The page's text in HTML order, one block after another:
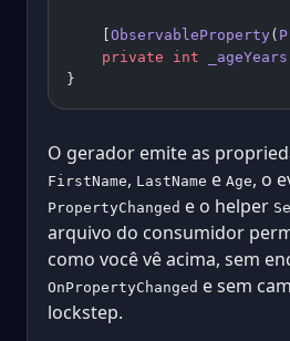
    [
ObservableProperty(
    private
int _ageYears
}
O gerador emite as
FirstName, LastName e Age, o
PropertyChanged e o helper
arquivo do consumidor
como você vê acima, sem
OnPropertyChanged e sem
lockstep.